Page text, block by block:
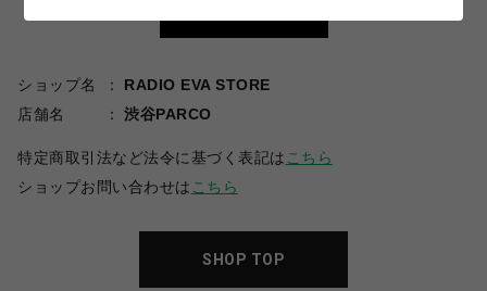
ショップ名
RADIO EVA STORE
店舗名
渋谷PARCO
特定商取引法など法令に基づく表記は こちら
ショップお問い合わせは こちら
SHOP TOP